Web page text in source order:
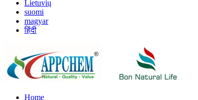
Lietuvių
suomi
magyar
हिंदी
Home